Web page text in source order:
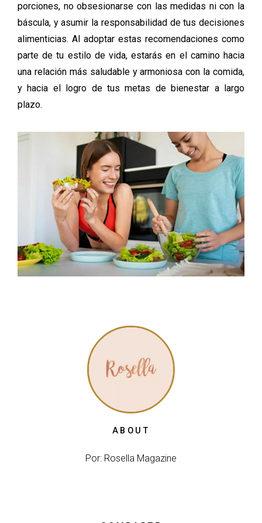
porciones, no obsesionarse con las medidas ni con la
báscula, y asumir la responsabilidad de tus decisiones
alimenticias. Al adoptar estas recomendaciones como
parte de tu estilo de vida, estarás en el camino hacia
una relación más saludable y armoniosa con la comida,
y hacia el logro de tus metas de bienestar a largo
plazo.
ABOUT
Por: Rosella Magazine